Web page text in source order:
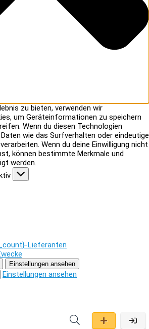
zu bieten, verwenden wir
um Geräteinformationen zu speichern
Wenn du diesen Technologien
wie das Surfverhalten oder eindeutige
Wenn du deine Einwilligung nicht
können bestimmte Merkmale und
werden.
Lieferanten
Einstellungen ansehen
Einstellungen ansehen